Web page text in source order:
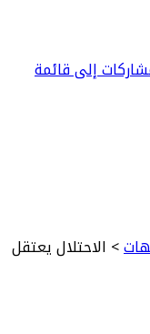
إلى قائمة
> الاحتلال يعتقل